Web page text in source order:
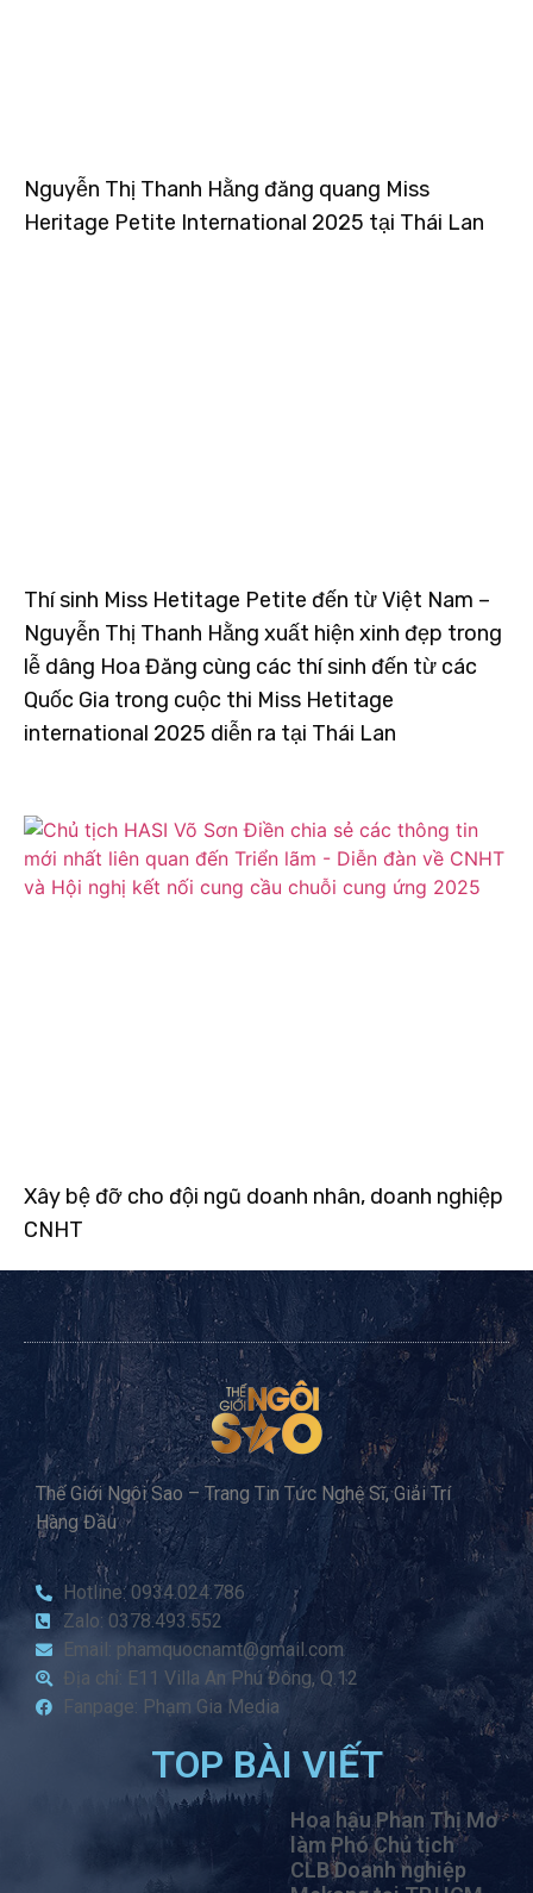
Nguyễn Thị Thanh Hằng đăng quang Miss
Heritage Petite International 2025 tại Thái Lan
Thí sinh Miss Hetitage Petite đến từ Việt Nam –
Nguyễn Thị Thanh Hằng xuất hiện xinh đẹp trong
lễ dâng Hoa Đăng cùng các thí sinh đến từ các
Quốc Gia trong cuộc thi Miss Hetitage
international 2025 diễn ra tại Thái Lan
Xây bệ đỡ cho đội ngũ doanh nhân, doanh nghiệp
CNHT
Thế Giới Ngôi Sao – Trang Tin Tức Nghệ Sĩ, Giải Trí
Hàng Đầu
Hotline: 0934.024.786
Zalo: 0378.493.552
Email: phamquocnamt@gmail.com
Địa chỉ: E11 Villa An Phú Đông, Q.12
Fanpage: Phạm Gia Media
TOP BÀI VIẾT
Hoa hậu Phan Thị Mơ
làm Phó Chủ tịch
CLB Doanh nghiệp